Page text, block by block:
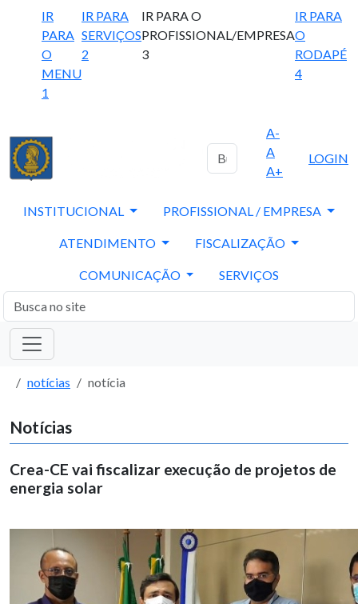
IR
PARA
O
MENU
1
IR PARA
SERVIÇOS
2
IR PARA O
PROFISSIONAL/EMPRESA
3
IR PARA
O
RODAPÉ
4
A-
A
A+
LOGIN
INSTITUCIONAL PROFISSIONAL / EMPRESA
ATENDIMENTO FISCALIZAÇÃO
COMUNICAÇÃO SERVIÇOS
notícias notícia
Notícias
Crea-CE vai fiscalizar execução de projetos de
energia solar